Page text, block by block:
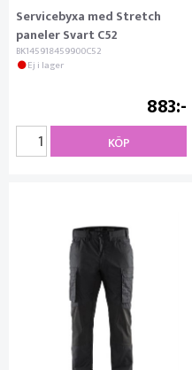
Servicebyxa med Stretch
paneler Svart C52
BK145918459900C52
Ej i lager
883
KÖP